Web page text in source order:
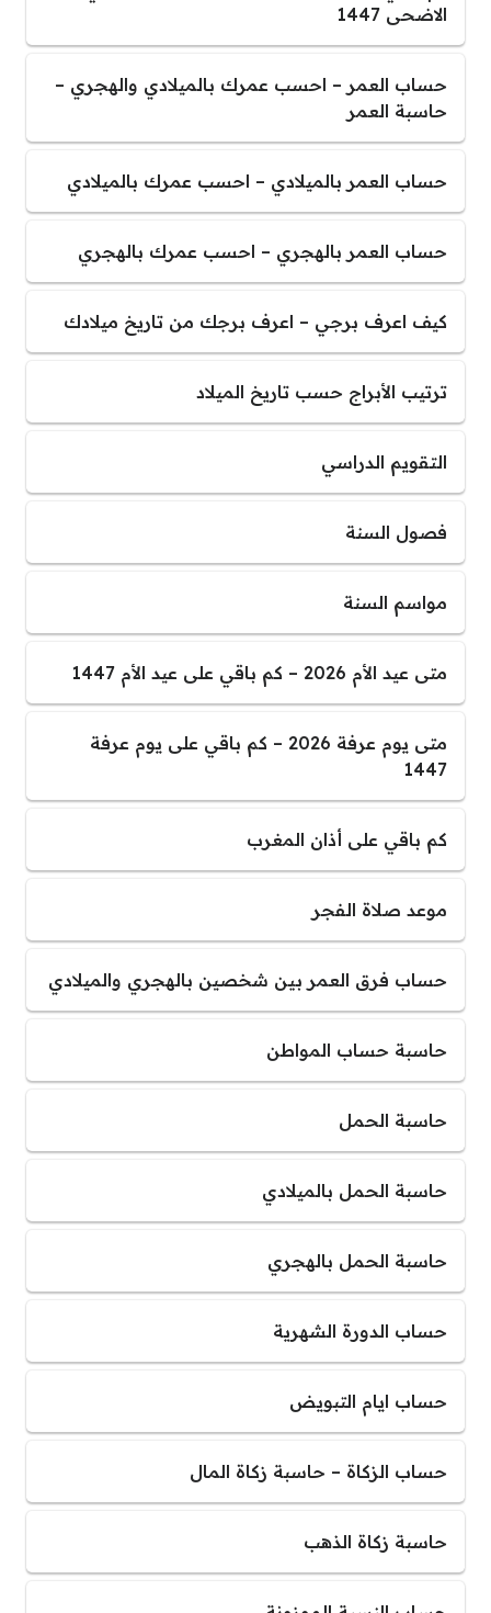
الاضحى 1447
حساب العمر – احسب عمرك بالميلادي والهجري –
حاسبة العمر
حساب العمر بالميلادي – احسب عمرك بالميلادي
حساب العمر بالهجري – احسب عمرك بالهجري
كيف اعرف برجي – اعرف برجك من تاريخ ميلادك
ترتيب الأبراج حسب تاريخ الميلاد
التقويم الدراسي
فصول السنة
مواسم السنة
متى عيد الأم 2026 – كم باقي على عيد الأم 1447
متى يوم عرفة 2026 – كم باقي على يوم عرفة
1447
كم باقي على أذان المغرب
موعد صلاة الفجر
حساب فرق العمر بين شخصين بالهجري والميلادي
حاسبة حساب المواطن
حاسبة الحمل
حاسبة الحمل بالميلادي
حاسبة الحمل بالهجري
حساب الدورة الشهرية
حساب ايام التبويض
حساب الزكاة – حاسبة زكاة المال
حاسبة زكاة الذهب